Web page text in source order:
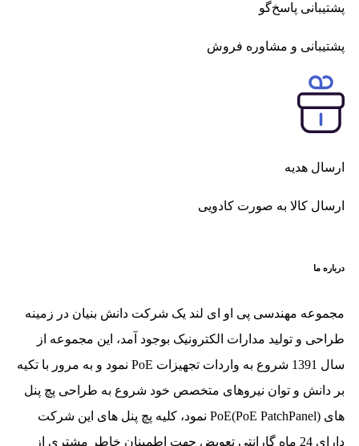
پشتیبانی پاسخ‌گو
پشتیبانی و مشاوره فروش
ارسال هدیه
ارسال کالا به صورت کادویی
درباره ما
مجموعه مهندسی پی او ای لند یک شرکت دانش بنیان در زمینه
طراحی و تولید مدارات الکترونیک بوجود آمد، این مجموعه از
سال 1391 شروع به واردات تجهیزات PoE نمود و به مرور با تکیه
بر دانش و توان نیروهای متخصص خود شروع به طراحی پچ پنل
های (PoE PatchPanel)PoE نمود، کلیه پچ پنل های این شرکت
دارای 24 ماه گارانتی تعویض جهت اطمینان خاطر مشتری از